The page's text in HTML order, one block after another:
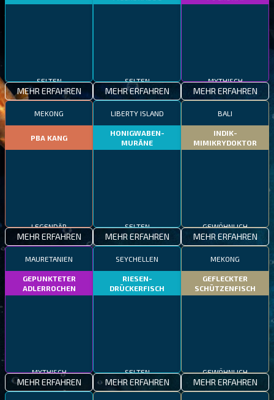
MEHR ERFAHREN MEHR ERFAHREN MEHR ERFAHREN
MEKONG
PBA KANG
MEHR ERFAHREN
LIBERTY ISLAND
HONIGWABEN-
MURÄNE
MEHR ERFAHREN
BALI
INDIK-
MIMIKRYDOKTOR
MEHR ERFAHREN
MAURETANIEN
GEPUNKTETER
ADLERROCHEN
MEHR ERFAHREN
SEYCHELLEN
RIESEN-
DRÜCKERFISCH
MEHR ERFAHREN
MEKONG
GEFLECKTER
SCHÜTZENFISCH
MEHR ERFAHREN